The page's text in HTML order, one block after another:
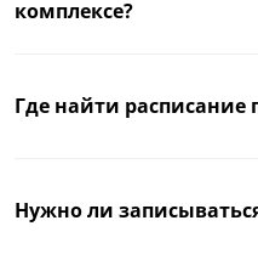
комплексе?
Где найти расписание
Нужно ли